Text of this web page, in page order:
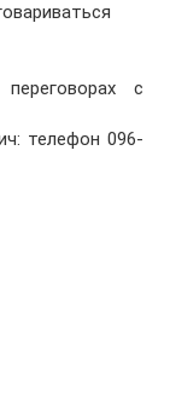
с
телефон 096-